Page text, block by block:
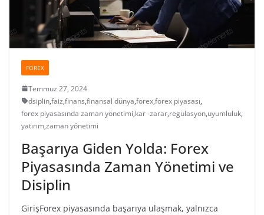
FOREX
Temmuz 27, 2024
dsiplin,faiz,finans,finansal dünya,forex,forex piyasası,
forex piyasasında zaman yönetimi,kar -zarar,regülasyon,uyumluluk,
yatırım,zaman yönetimi
Başarıya Giden Yolda: Forex
Piyasasında Zaman Yönetimi ve
Disiplin
GirişForex piyasasında başarıya ulaşmak, yalnızca